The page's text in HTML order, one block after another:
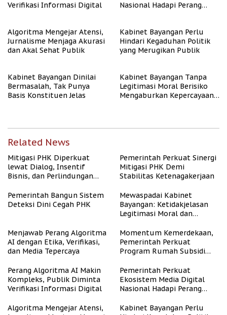
Verifikasi Informasi Digital
Nasional Hadapi Perang
Algoritma Mengejar Atensi,
Jurnalisme Menjaga Akurasi
dan Akal Sehat Publik
Kabinet Bayangan Perlu
Hindari Kegaduhan Politik
yang Merugikan Publik
Kabinet Bayangan Dinilai
Bermasalah, Tak Punya
Basis Konstituen Jelas
Kabinet Bayangan Tanpa
Legitimasi Moral Berisiko
Mengaburkan Kepercayaan
Related News
Mitigasi PHK Diperkuat
lewat Dialog, Insentif
Bisnis, dan Perlindungan
Pemerintah Perkuat Sinergi
Mitigasi PHK Demi
Stabilitas Ketenagakerjaan
Pemerintah Bangun Sistem
Deteksi Dini Cegah PHK
Mewaspadai Kabinet
Bayangan: Ketidakjelasan
Legitimasi Moral dan
Menjawab Perang Algoritma
AI dengan Etika, Verifikasi,
dan Media Tepercaya
Momentum Kemerdekaan,
Pemerintah Perkuat
Program Rumah Subsidi
Berpenghasilan Rendah
Perang Algoritma AI Makin
Kompleks, Publik Diminta
Verifikasi Informasi Digital
Pemerintah Perkuat
Ekosistem Media Digital
Nasional Hadapi Perang
Algoritma Mengejar Atensi,
Kabinet Bayangan Perlu